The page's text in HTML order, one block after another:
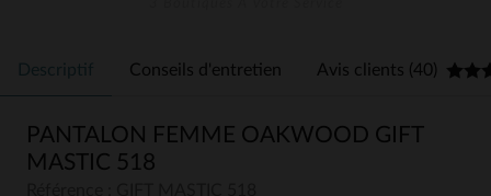
Descriptif Conseils d'entretien Avis clients (40)
PANTALON FEMME OAKWOOD GIFT
MASTIC 518